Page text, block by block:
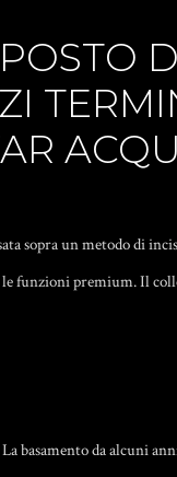
sopra un metodo di
le funzioni premium. Il
basamento da alcuni